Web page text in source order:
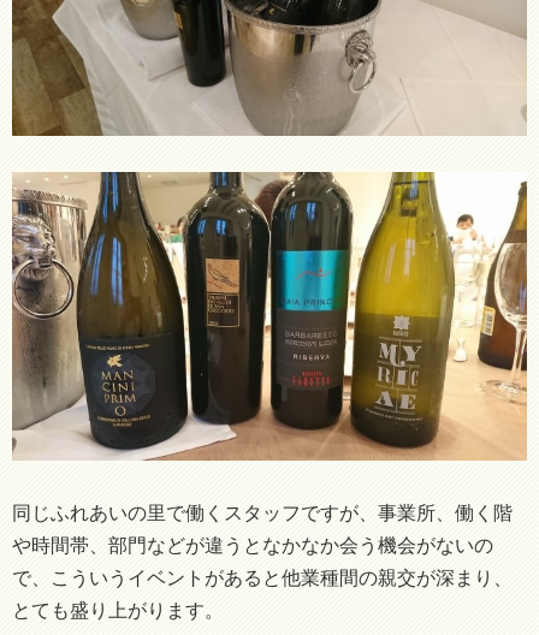
同じふれあいの里で働くスタッフですが、事業所、働く階
や時間帯、部門などが違うとなかなか会う機会がないの
で、こういうイベントがあると他業種間の親交が深まり、
とても盛り上がります。